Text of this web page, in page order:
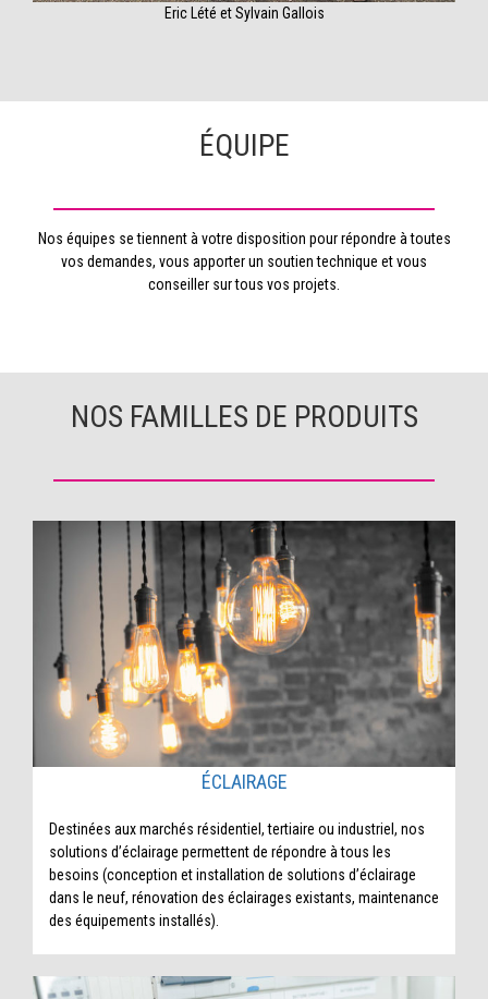
Eric Lété et Sylvain Gallois
ÉQUIPE
Nos équipes se tiennent à votre disposition pour répondre à toutes
vos demandes, vous apporter un soutien technique et vous
conseiller sur tous vos projets.
NOS FAMILLES DE PRODUITS
ÉCLAIRAGE
Destinées aux marchés résidentiel, tertiaire ou industriel, nos
solutions d’éclairage permettent de répondre à tous les
besoins (conception et installation de solutions d’éclairage
dans le neuf, rénovation des éclairages existants, maintenance
des équipements installés).